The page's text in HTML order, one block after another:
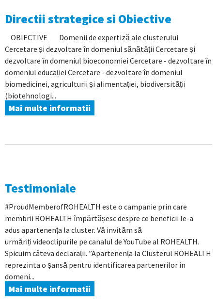
Directii strategice si Obiective
OBIECTIVE Domenii de expertiză ale clusterului
Cercetare și dezvoltare în domeniul sănătății Cercetare și
dezvoltare în domeniul bioeconomiei Cercetare - dezvoltare în
domeniul educației Cercetare - dezvoltare în domeniul
biomedicinei, agriculturii și alimentației, biodiversității
(biotehnologi...
Mai multe informatii
Testimoniale
#ProudMemberofROHEALTH este o campanie prin care
membrii ROHEALTH împărtășesc despre ce beneficii le-a
adus apartenența la cluster. Vă invităm să
urmăriți videoclipurile pe canalul de YouTube al ROHEALTH.
Spicuim câteva declarații. ”Apartenența la Clusterul ROHEALTH
reprezinta o șansă pentru identificarea partenerilor in
domeni...
Mai multe informatii